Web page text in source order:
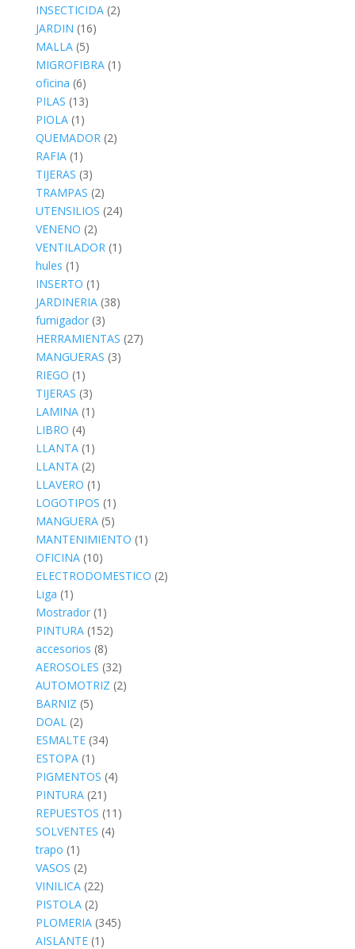
INSECTICIDA (2)
JARDIN (16)
MALLA (5)
MIGROFIBRA (1)
oficina (6)
PILAS (13)
PIOLA (1)
QUEMADOR (2)
RAFIA (1)
TIJERAS (3)
TRAMPAS (2)
UTENSILIOS (24)
VENENO (2)
VENTILADOR (1)
hules (1)
INSERTO (1)
JARDINERIA (38)
fumigador (3)
HERRAMIENTAS (27)
MANGUERAS (3)
RIEGO (1)
TIJERAS (3)
LAMINA (1)
LIBRO (4)
LLANTA (1)
LLANTA (2)
LLAVERO (1)
LOGOTIPOS (1)
MANGUERA (5)
MANTENIMIENTO (1)
OFICINA (10)
ELECTRODOMESTICO (2)
Liga (1)
Mostrador (1)
PINTURA (152)
accesorios (8)
AEROSOLES (32)
AUTOMOTRIZ (2)
BARNIZ (5)
DOAL (2)
ESMALTE (34)
ESTOPA (1)
PIGMENTOS (4)
PINTURA (21)
REPUESTOS (11)
SOLVENTES (4)
trapo (1)
VASOS (2)
VINILICA (22)
PISTOLA (2)
PLOMERIA (345)
AISLANTE (1)